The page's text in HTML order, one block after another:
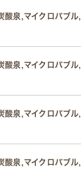
泉,マイクロバブル,
泉,マイクロバブル,
泉,マイクロバブル,
泉,マイクロバブル,